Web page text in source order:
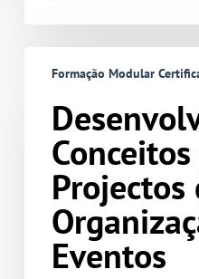
Desenvolvimento
Conceitos
Projectos
Organização
Eventos
Formação Modular
Projectos
Eventos